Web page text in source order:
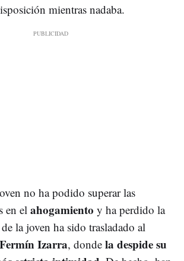
mientras nadaba.
no ha podido superar las
en el ahogamiento y ha perdido la
la joven ha sido trasladado al
Izarra, donde la despide su